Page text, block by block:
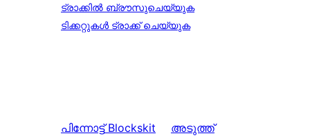
ട്രാക്കിൽ ബ്രൗസുചെയ്യുക
ടിക്കറ്റുകൾ ട്രാക്ക് ചെയ്യുക
പിന്നോട്ട് Blockskit
അടുത്ത്